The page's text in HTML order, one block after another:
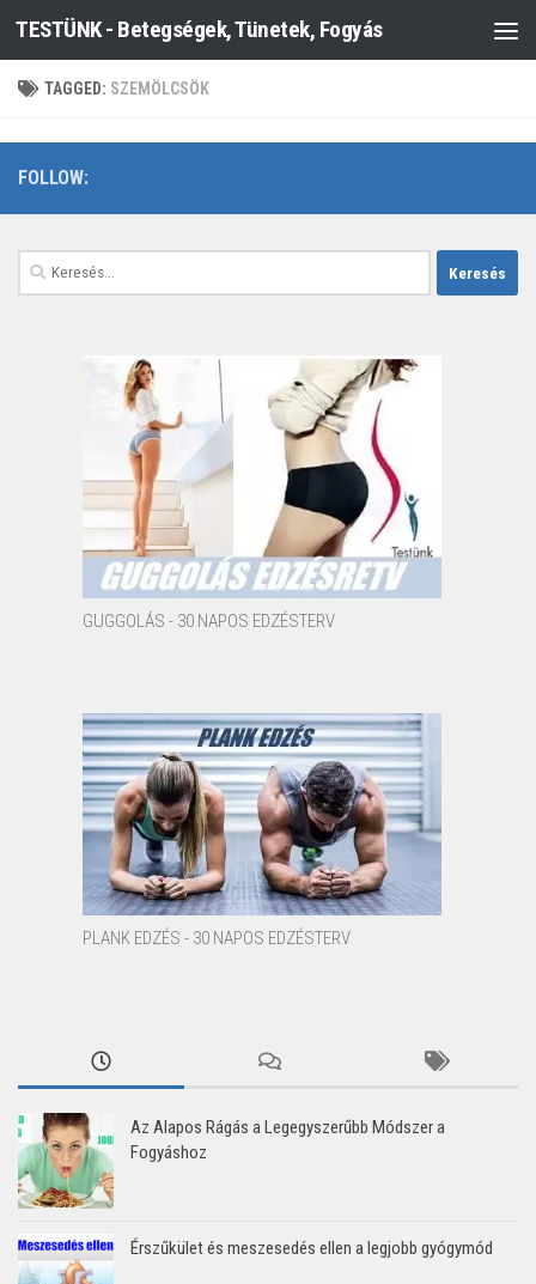
Skip to content
TESTÜNK - Betegségek, Tünetek, Fogyás
TAGGED: SZEMÖLCSÖK
FOLLOW:
Keresés:
GUGGOLÁS - 30 NAPOS EDZÉSTERV
PLANK EDZÉS - 30 NAPOS EDZÉSTERV
Az Alapos Rágás a Legegyszerűbb Módszer a
Fogyáshoz
Érszűkület és meszesedés ellen a legjobb gyógymód